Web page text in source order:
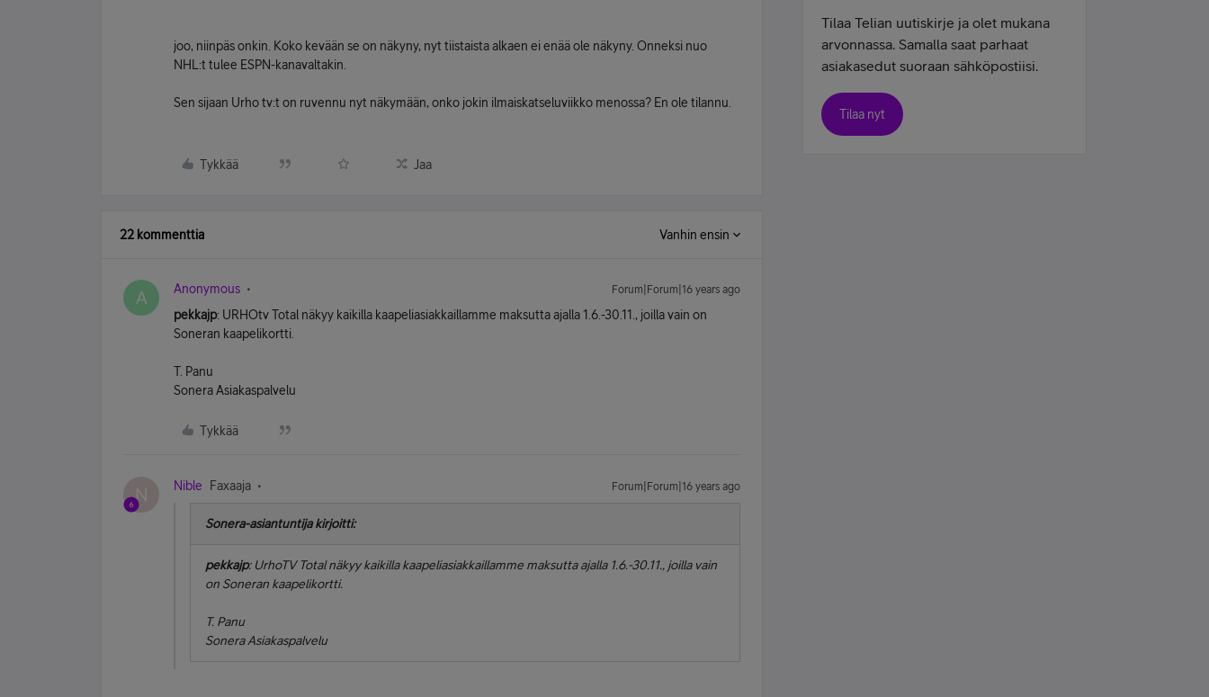
joo, niinpäs onkin. Koko kevään se on näkyny, nyt tiistaista alkaen ei enää ole näkyny. Onneksi nuo
NHL:t tulee ESPN-kanavaltakin.
Sen sijaan Urho tv:t on ruvennu nyt näkymään, onko jokin ilmaiskatseluviikko menossa? En ole tilannu.
Tykkää Jaa
22 kommenttia Vanhin ensin
A Anonymous Forum|Forum|16 years ago
pekkajp: URHOtv Total näkyy kaikilla kaapeliasiakkaillamme maksutta ajalla 1.6.-30.11., joilla vain on
Soneran kaapelikortti.
T. Panu
Sonera Asiakaspalvelu
Tykkää
N Nible Faxaaja Forum|Forum|16 years ago
Sonera-asiantuntija kirjoitti:
pekkajp: UrhoTV Total näkyy kaikilla kaapeliasiakkaillamme maksutta ajalla 1.6.-30.11., joilla vain
on Soneran kaapelikortti.
T. Panu
Sonera Asiakaspalvelu
Tilaa Telian uutiskirje ja olet mukana
arvonnassa. Samalla saat parhaat
asiakasedut suoraan sähköpostiisi.
Tilaa nyt